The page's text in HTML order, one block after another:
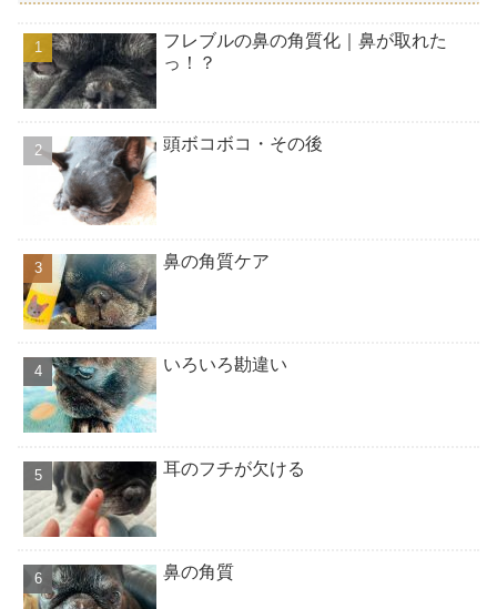
フレブルの鼻の角質化｜鼻が取れた
っ！？
頭ボコボコ・その後
鼻の角質ケア
いろいろ勘違い
耳のフチが欠ける
鼻の角質